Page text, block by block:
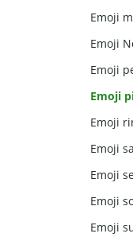
Emoji
Emoji
Emoji
Emoji
Emoji
Emoji
Emoji
Emoji
Emoji